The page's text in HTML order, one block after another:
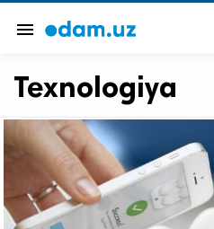
menu
Texnologiya